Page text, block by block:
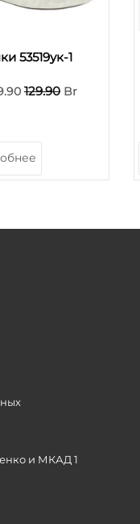
53519ук-1
129.90 Br
и МКАД 1